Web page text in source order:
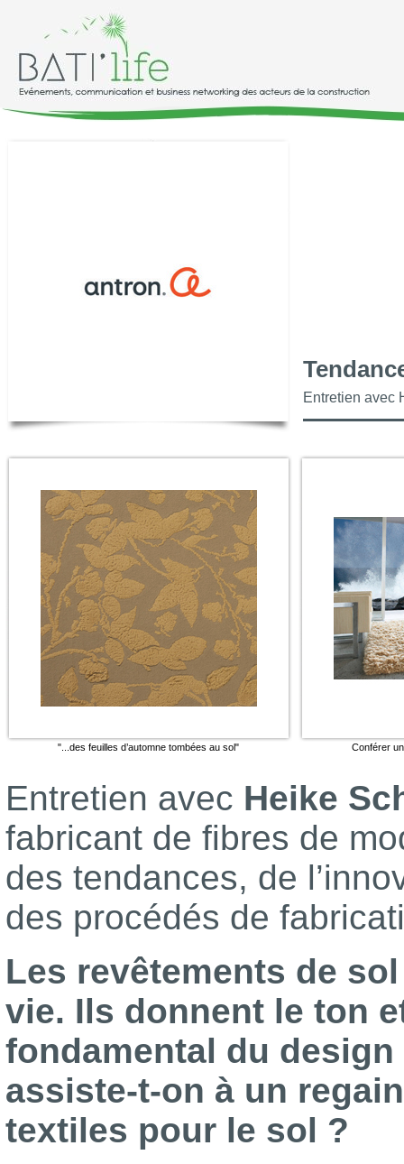
Entretien avec
"...des feuilles d’automne tombées au sol" Conférer
Entretien avec Heike
fabricant de fibres de
des tendances, de
des procédés de
Les revêtements de
vie. Ils donnent le ton
fondamental du
assiste-t-on à un
textiles pour le sol ?